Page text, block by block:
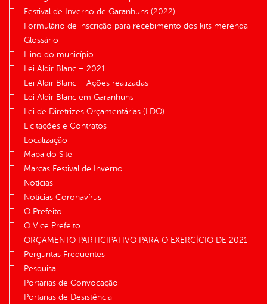
Festival de Inverno de Garanhuns (2022)
Formulário de inscrição para recebimento dos kits merenda
Glossário
Hino do município
Lei Aldir Blanc – 2021
Lei Aldir Blanc – Ações realizadas
Lei Aldir Blanc em Garanhuns
Lei de Diretrizes Orçamentárias (LDO)
Licitações e Contratos
Localização
Mapa do Site
Marcas Festival de Inverno
Notícias
Notícias Coronavírus
O Prefeito
O Vice Prefeito
ORÇAMENTO PARTICIPATIVO PARA O EXERCÍCIO DE 2021
Perguntas Frequentes
Pesquisa
Portarias de Convocação
Portarias de Desistência